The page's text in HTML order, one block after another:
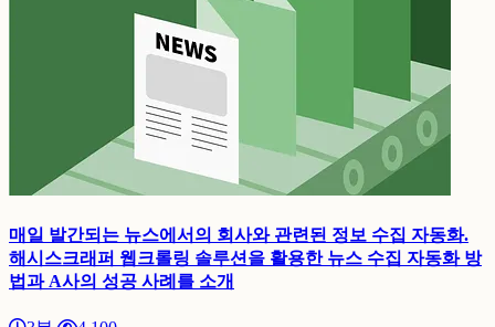
매일 발간되는 뉴스에서의 회사와 관련된 정보 수집 자동화.
해시스크래퍼 웹크롤링 솔루션을 활용한 뉴스 수집 자동화 방
법과 A사의 성공 사례를 소개